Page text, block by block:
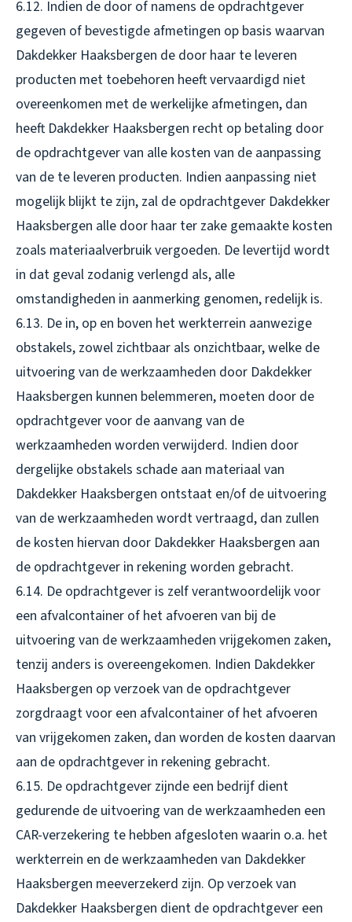
6.12. Indien de door of namens de opdrachtgever
gegeven of bevestigde afmetingen op basis waarvan
Dakdekker Haaksbergen de door haar te leveren
producten met toebehoren heeft vervaardigd niet
overeenkomen met de werkelijke afmetingen, dan
heeft Dakdekker Haaksbergen recht op betaling door
de opdrachtgever van alle kosten van de aanpassing
van de te leveren producten. Indien aanpassing niet
mogelijk blijkt te zijn, zal de opdrachtgever Dakdekker
Haaksbergen alle door haar ter zake gemaakte kosten
zoals materiaalverbruik vergoeden. De levertijd wordt
in dat geval zodanig verlengd als, alle
omstandigheden in aanmerking genomen, redelijk is.
6.13. De in, op en boven het werkterrein aanwezige
obstakels, zowel zichtbaar als onzichtbaar, welke de
uitvoering van de werkzaamheden door Dakdekker
Haaksbergen kunnen belemmeren, moeten door de
opdrachtgever voor de aanvang van de
werkzaamheden worden verwijderd. Indien door
dergelijke obstakels schade aan materiaal van
Dakdekker Haaksbergen ontstaat en/of de uitvoering
van de werkzaamheden wordt vertraagd, dan zullen
de kosten hiervan door Dakdekker Haaksbergen aan
de opdrachtgever in rekening worden gebracht.
6.14. De opdrachtgever is zelf verantwoordelijk voor
een afvalcontainer of het afvoeren van bij de
uitvoering van de werkzaamheden vrijgekomen zaken,
tenzij anders is overeengekomen. Indien Dakdekker
Haaksbergen op verzoek van de opdrachtgever
zorgdraagt voor een afvalcontainer of het afvoeren
van vrijgekomen zaken, dan worden de kosten daarvan
aan de opdrachtgever in rekening gebracht.
6.15. De opdrachtgever zijnde een bedrijf dient
gedurende de uitvoering van de werkzaamheden een
CAR-verzekering te hebben afgesloten waarin o.a. het
werkterrein en de werkzaamheden van Dakdekker
Haaksbergen meeverzekerd zijn. Op verzoek van
Dakdekker Haaksbergen dient de opdrachtgever een